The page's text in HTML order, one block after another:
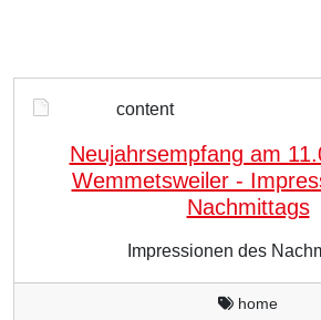
content
Neujahrsempfang am
Wemmetsweiler -
Nachmittags
Impressionen des
home